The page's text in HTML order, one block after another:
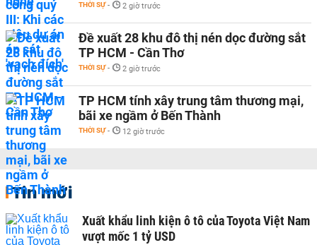
THỜI SỰ - 2 giờ trước
Đề xuất 28 khu đô thị nén dọc đường sắt
TP HCM - Cần Thơ
THỜI SỰ - 2 giờ trước
TP HCM tính xây trung tâm thương mại,
bãi xe ngầm ở Bến Thành
THỜI SỰ - 12 giờ trước
Tin mới
Xuất khẩu linh kiện ô tô của Toyota Việt Nam
vượt mốc 1 tỷ USD